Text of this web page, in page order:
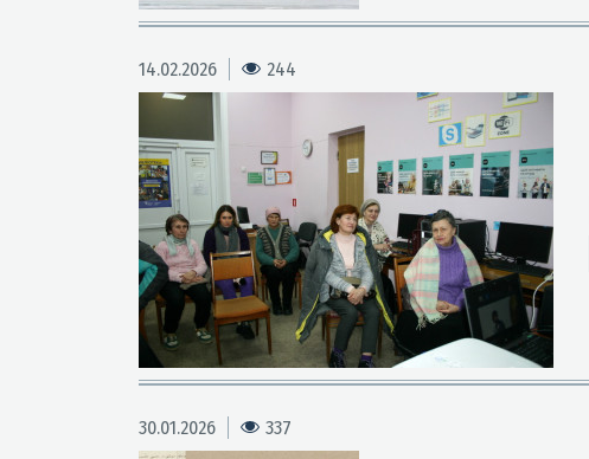
14.02.2026 244
30.01.2026 337